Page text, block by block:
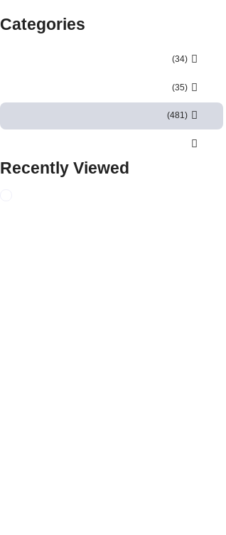
Categories
(34)
(35)
(481)
Recently Viewed